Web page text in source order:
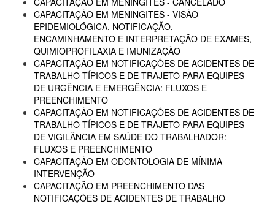
CAPACITAÇÃO EM MENINGITES - VISÃO
EPIDEMIOLÓGICA, NOTIFICAÇÃO,
ENCAMINHAMENTO E INTERPRETAÇÃO DE EXAMES,
QUIMIOPROFILAXIA E IMUNIZAÇÃO
CAPACITAÇÃO EM NOTIFICAÇÕES DE ACIDENTES DE
TRABALHO TÍPICOS E DE TRAJETO PARA EQUIPES
DE URGÊNCIA E EMERGÊNCIA: FLUXOS E
PREENCHIMENTO
CAPACITAÇÃO EM NOTIFICAÇÕES DE ACIDENTES DE
TRABALHO TÍPICOS E DE TRAJETO PARA EQUIPES
DE VIGILÂNCIA EM SAÚDE DO TRABALHADOR:
FLUXOS E PREENCHIMENTO
CAPACITAÇÃO EM ODONTOLOGIA DE MÍNIMA
INTERVENÇÃO
CAPACITAÇÃO EM PREENCHIMENTO DAS
NOTIFICAÇÕES DE ACIDENTES DE TRABALHO